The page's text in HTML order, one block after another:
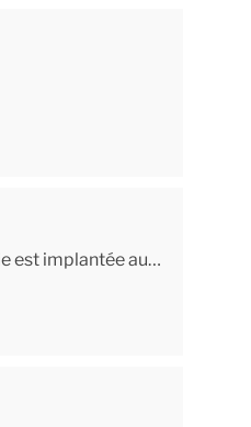
est implantée au…